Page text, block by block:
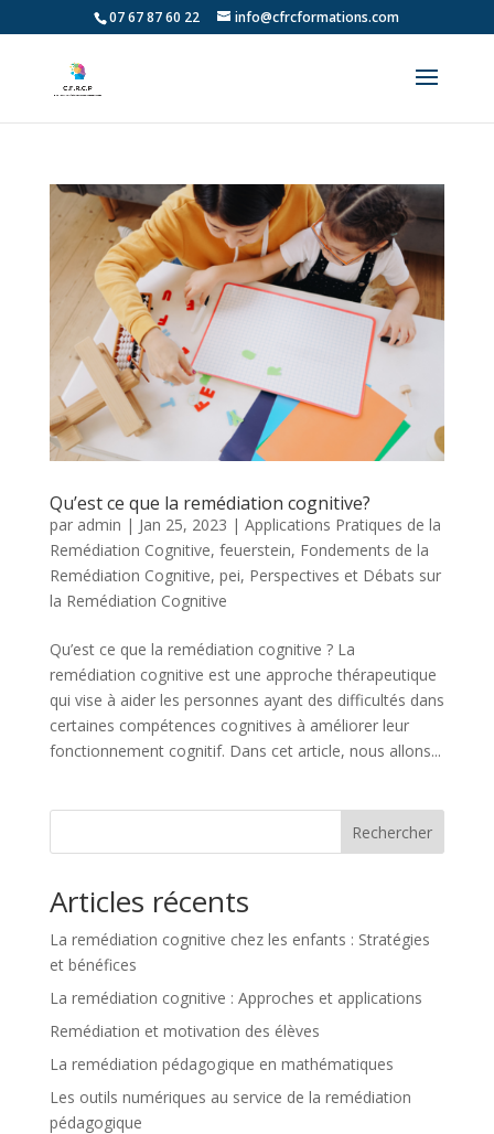
07 67 87 60 22 info@cfrcformations.com
Qu’est ce que la remédiation cognitive?
par admin | Jan 25, 2023 | Applications Pratiques de la
Remédiation Cognitive, feuerstein, Fondements de la
Remédiation Cognitive, pei, Perspectives et Débats sur
la Remédiation Cognitive
Qu’est ce que la remédiation cognitive ? La
remédiation cognitive est une approche thérapeutique
qui vise à aider les personnes ayant des difficultés dans
certaines compétences cognitives à améliorer leur
fonctionnement cognitif. Dans cet article, nous allons...
Rechercher
Articles récents
La remédiation cognitive chez les enfants : Stratégies
et bénéfices
La remédiation cognitive : Approches et applications
Remédiation et motivation des élèves
La remédiation pédagogique en mathématiques
Les outils numériques au service de la remédiation
pédagogique